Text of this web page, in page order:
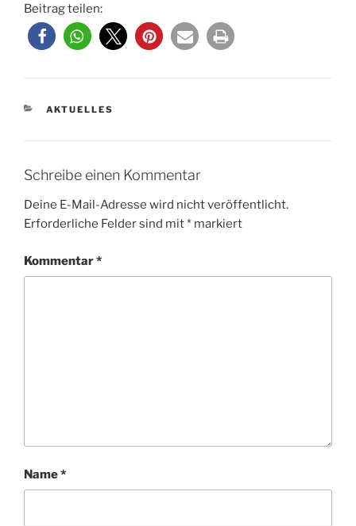
Beitrag teilen:
KATEGORIEN
AKTUELLES
Schreibe einen Kommentar
Deine E-Mail-Adresse wird nicht veröffentlicht.
Erforderliche Felder sind mit* markiert
Kommentar*
Name*